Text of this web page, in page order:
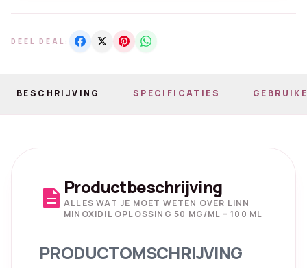
DEEL DEAL:
BESCHRIJVING SPECIFICATIES
description Productbeschrijving
ALLES WAT JE MOET WETEN OVER LINN
MINOXIDIL OPLOSSING 50 MG/ML – 100 ML
PRODUCTOMSCHRIJVING